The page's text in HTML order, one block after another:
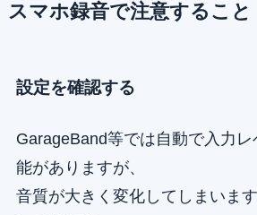
スマホ録音で注意すること
設定を確認する
GarageBand等では自動で入力
能がありますが、
音質が大きく変化してしまいます